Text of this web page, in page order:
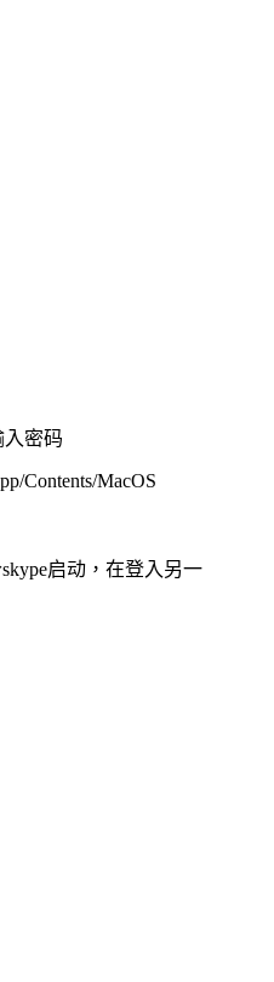
入密码
Contents/MacOS
启动，在登入另一